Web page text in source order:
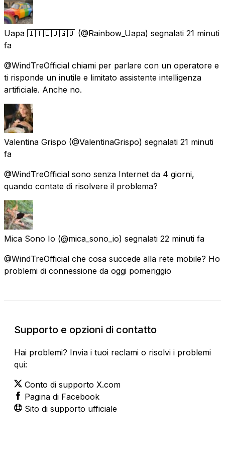
Uapa 🇮🇹🇪🇺🇬🇧 (@Rainbow_Uapa) segnalati 21 minuti
fa
@WindTreOfficial chiami per parlare con un operatore e
ti risponde un inutile e limitato assistente intelligenza
artificiale. Anche no.
Valentina Grispo (@ValentinaGrispo) segnalati 21 minuti
fa
@WindTreOfficial sono senza Internet da 4 giorni,
quando contate di risolvere il problema?
Mica Sono Io (@mica_sono_io) segnalati 22 minuti fa
@WindTreOfficial che cosa succede alla rete mobile? Ho
problemi di connessione da oggi pomeriggio
Supporto e opzioni di contatto
Hai problemi? Invia i tuoi reclami o risolvi i problemi
qui:
Conto di supporto X.com
Pagina di Facebook
Sito di supporto ufficiale